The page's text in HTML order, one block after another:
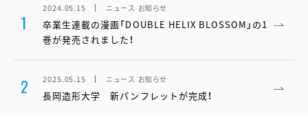
1
2024.05.15 ニュース お知らせ
卒業生連載の漫画「DOUBLE HELIX BLOSSOM」の1
巻が発売されました！
2 2025.05.15 ニュース お知らせ
長岡造形大学 新パンフレットが完成！